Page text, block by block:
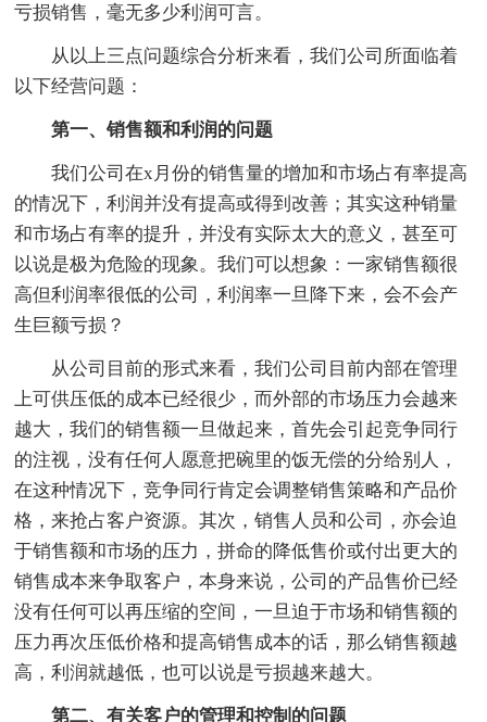
亏损销售，毫无多少利润可言。
从以上三点问题综合分析来看，我们公司所面临着
以下经营问题：
第一、销售额和利润的问题
我们公司在x月份的销售量的增加和市场占有率提高
的情况下，利润并没有提高或得到改善；其实这种销量
和市场占有率的提升，并没有实际太大的意义，甚至可
以说是极为危险的现象。我们可以想象：一家销售额很
高但利润率很低的公司，利润率一旦降下来，会不会产
生巨额亏损？
从公司目前的形式来看，我们公司目前内部在管理
上可供压低的成本已经很少，而外部的市场压力会越来
越大，我们的销售额一旦做起来，首先会引起竞争同行
的注视，没有任何人愿意把碗里的饭无偿的分给别人，
在这种情况下，竞争同行肯定会调整销售策略和产品价
格，来抢占客户资源。其次，销售人员和公司，亦会迫
于销售额和市场的压力，拼命的降低售价或付出更大的
销售成本来争取客户，本身来说，公司的产品售价已经
没有任何可以再压缩的空间，一旦迫于市场和销售额的
压力再次压低价格和提高销售成本的话，那么销售额越
高，利润就越低，也可以说是亏损越来越大。
第二、有关客户的管理和控制的问题